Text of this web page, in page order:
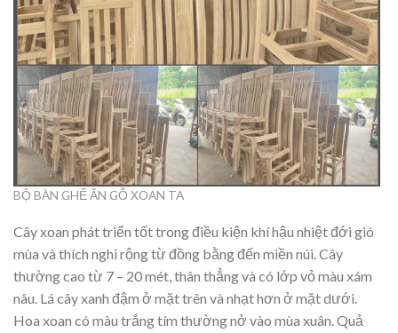
BỘ BÀN GHẾ ĂN GỖ XOAN TA
Cây xoan phát triển tốt trong điều kiện khí hậu nhiệt đới gió
mùa và thích nghi rộng từ đồng bằng đến miền núi. Cây
thường cao từ 7 – 20 mét, thân thẳng và có lớp vỏ màu xám
nâu. Lá cây xanh đậm ở mặt trên và nhạt hơn ở mặt dưới.
Hoa xoan có màu trắng tím thường nở vào mùa xuân. Quả